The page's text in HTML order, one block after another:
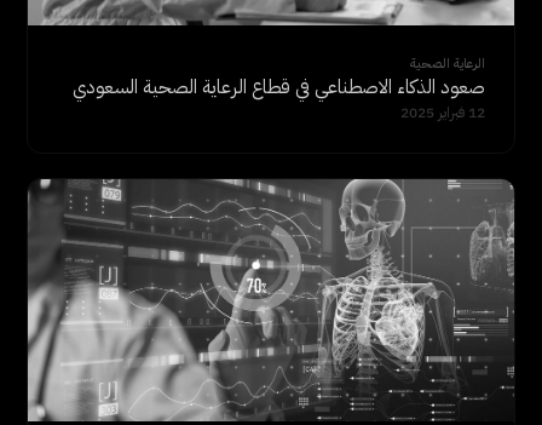
الرعاية الصحية
صعود الذكاء الاصطناعي في قطاع الرعاية الصحية السعودي
12 فبراير 2025